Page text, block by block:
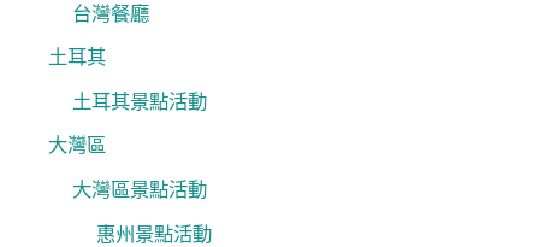
台灣餐廳
土耳其
土耳其景點活動
大灣區
大灣區景點活動
惠州景點活動